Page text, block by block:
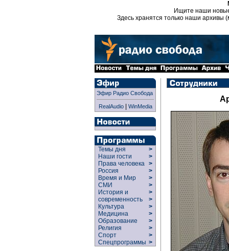
Ищите наши
Здесь хранятся только наши архивы
Эфир Радио Свобода
RealAudio| WinMedia
Темы дня
>
Наши гости
>
Права человека >
Россия
>
Время и Мир
>
СМИ
>
История и
современность
>
>
Культура
>
Медицина
>
Образование
>
Религия
>
Спорт
>
Спецпрограммы >